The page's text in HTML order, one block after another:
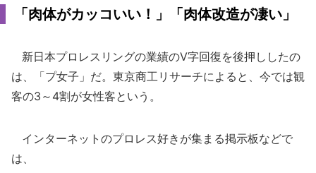
「肉体がカッコいい！」「肉体改造が凄い」
新日本プロレスリングの業績のV字回復を後押ししたの
は、「プ女子」だ。東京商工リサーチによると、今では観
客の3～4割が女性客という。
インターネットのプロレス好きが集まる掲示板などで
は、